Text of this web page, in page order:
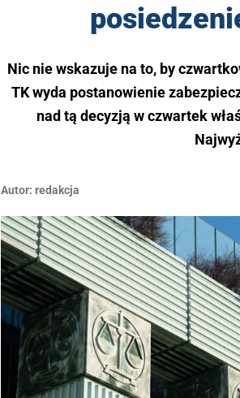
Nic nie wskazuje na to, by
TK wyda postanowienie
nad tą decyzją w czwartek
Autor: redakcja